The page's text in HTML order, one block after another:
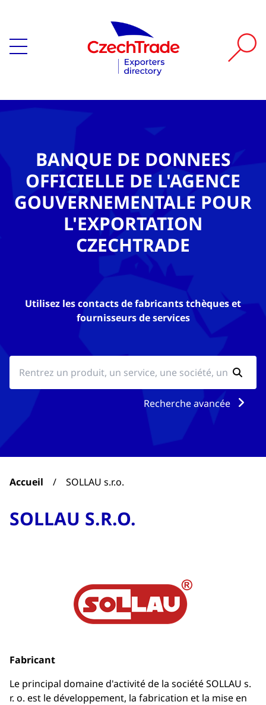
BANQUE DE DONNEES
OFFICIELLE DE L'AGENCE
GOUVERNEMENTALE POUR
L'EXPORTATION
CZECHTRADE
Utilisez les contacts de fabricants tchèques et
fournisseurs de services
Recherche avancée
Accueil / SOLLAU s.r.o.
SOLLAU S.R.O.
Fabricant
Le principal domaine d'activité de la société SOLLAU s.
r. o. est le développement, la fabrication et la mise en